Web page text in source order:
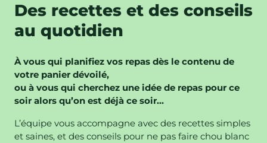
Des recettes et des conseils
au quotidien
À vous qui planifiez vos repas dès le contenu de
votre panier dévoilé,
ou à vous qui cherchez une idée de repas pour ce
soir alors qu’on est déjà ce soir...
L’équipe vous accompagne avec des recettes simples
et saines, et des conseils pour ne pas faire chou blanc